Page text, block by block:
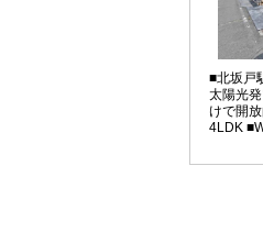
■北坂戸
太陽光
けで開
4LDK